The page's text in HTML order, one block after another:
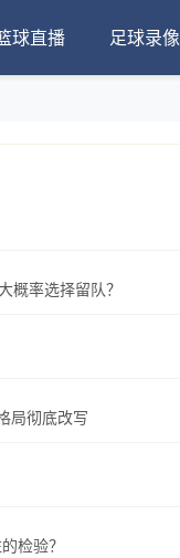
球直播 足球录像
概率选择留队？
局彻底改写
检验？